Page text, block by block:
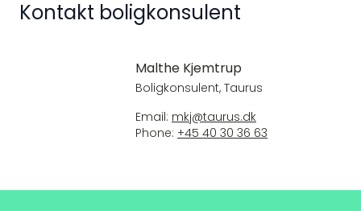
Kontakt boligkonsulent
Malthe Kjemtrup
Boligkonsulent, Taurus
Email: mkj@taurus.dk
Phone: +45 40 30 36 63